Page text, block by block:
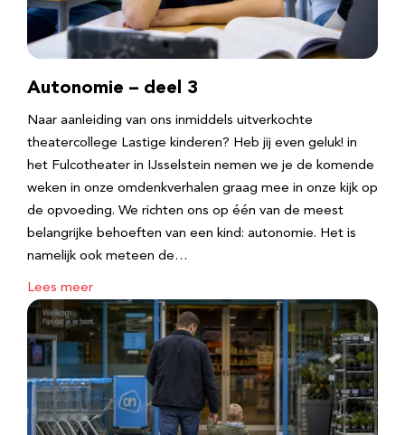
Autonomie – deel 3
Naar aanleiding van ons inmiddels uitverkochte
theatercollege Lastige kinderen? Heb jij even geluk! in
het Fulcotheater in IJsselstein nemen we je de komende
weken in onze omdenkverhalen graag mee in onze kijk op
de opvoeding. We richten ons op één van de meest
belangrijke behoeften van een kind: autonomie. Het is
namelijk ook meteen de…
Lees meer